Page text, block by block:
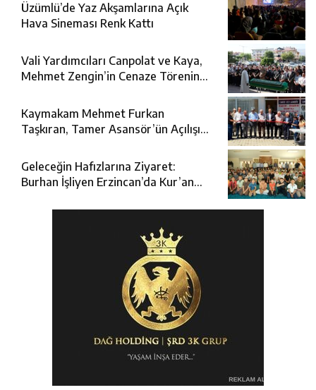
Üzümlü’de Yaz Akşamlarına Açık
Hava Sineması Renk Kattı
Vali Yardımcıları Canpolat ve Kaya,
Mehmet Zengin’in Cenaze Törenine
Kaymakam Mehmet Furkan
Taşkıran, Tamer Asansör’ün Açılışına
Geleceğin Hafızlarına Ziyaret:
Burhan İşliyen Erzincan’da Kur’an